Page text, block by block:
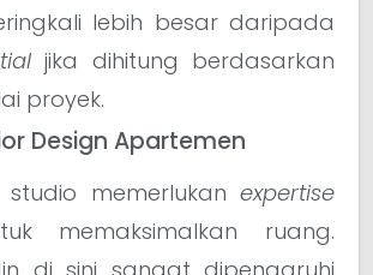
lebih besar daripada
jika dihitung berdasarkan
proyek.
Design Apartemen
memerlukan expertise
memaksimalkan ruang.